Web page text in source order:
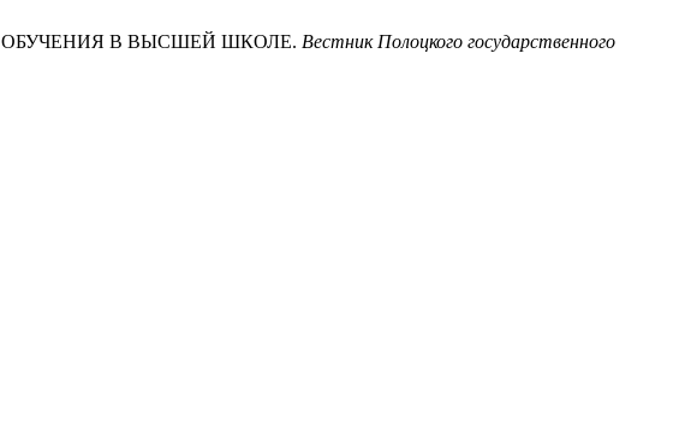
В ВЫСШЕЙ ШКОЛЕ. Вестник Полоцкого государственного